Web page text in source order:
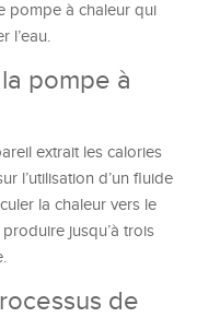
pompe à chaleur qui
l’eau.
pompe à
extrait les calories
l’utilisation d’un fluide
la chaleur vers le
jusqu’à trois
de